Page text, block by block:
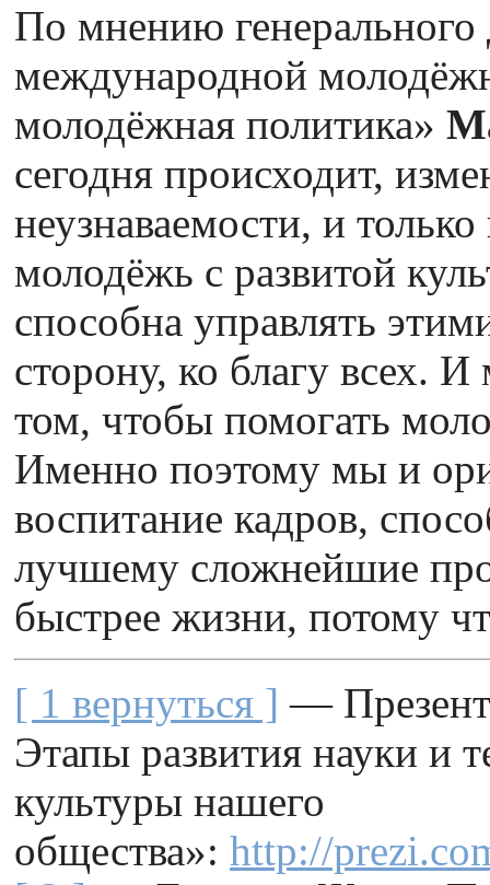
По мнению генерального
международной
молодёжная политика»
сегодня происходит,
неузнаваемости, и только
молодёжь с развитой
способна управлять
сторону, ко благу всех.
том, чтобы помогать
Именно поэтому мы и
воспитание кадров,
лучшему сложнейшие
быстрее жизни, потому
[ 1 вернуться ] —
Этапы развития науки и
культуры нашего
общества»: http://